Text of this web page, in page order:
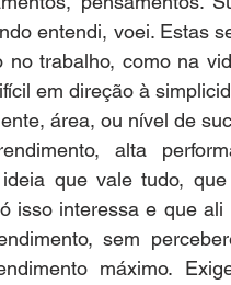
entendi, voei. Estas
no trabalho, como na
em direção à
área, ou nível de
alta
que vale tudo,
isso interessa e que
sem
máximo.